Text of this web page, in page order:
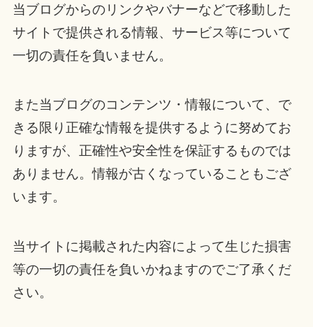
当ブログからのリンクやバナーなどで移動した
サイトで提供される情報、サービス等について
一切の責任を負いません。
また当ブログのコンテンツ・情報について、で
きる限り正確な情報を提供するように努めてお
りますが、正確性や安全性を保証するものでは
ありません。情報が古くなっていることもござ
います。
当サイトに掲載された内容によって生じた損害
等の一切の責任を負いかねますのでご了承くだ
さい。